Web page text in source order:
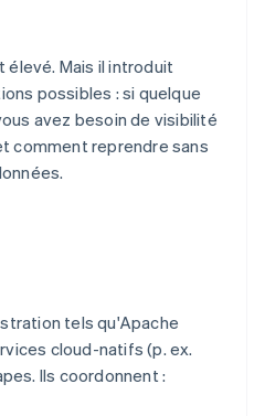
élevé. Mais il introduit
possibles : si quelque
avez besoin de visibilité
comment reprendre sans
tels qu'Apache
cloud-natifs (p. ex.
Ils coordonnent :